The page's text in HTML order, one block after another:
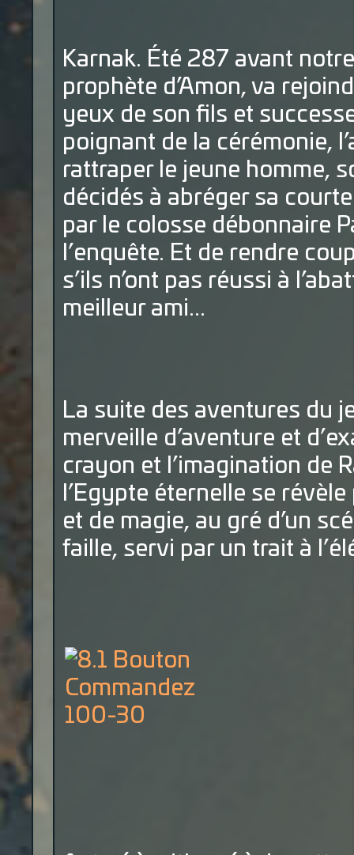
Karnak. Été 287 avant
prophète d’Amon, va
yeux de son fils et
poignant de la cérémonie,
rattraper le jeune homme,
décidés à abréger sa
par le colosse débonnaire
l’enquête. Et de rendre
s’ils n’ont pas réussi à
meilleur ami...
La suite des aventures du
merveille d’aventure et
crayon et l’imagination de
l’Egypte éternelle se
et de magie, au gré d’un
faille, servi par un trait à